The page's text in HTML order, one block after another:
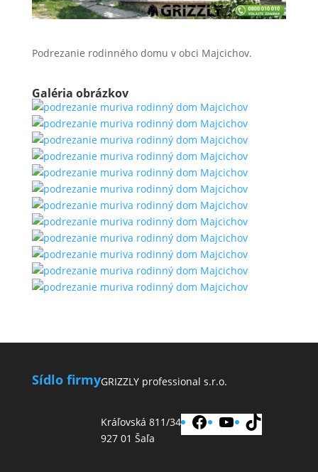
Podrezanie rodinného domu v obci Majcichov.
Galéria obrázkov
Sídlo firmyGRIZZLY professional s.r.o.
Kráľovská 811/34
927 01 Šaľa
FacebookYouTubeTikTok